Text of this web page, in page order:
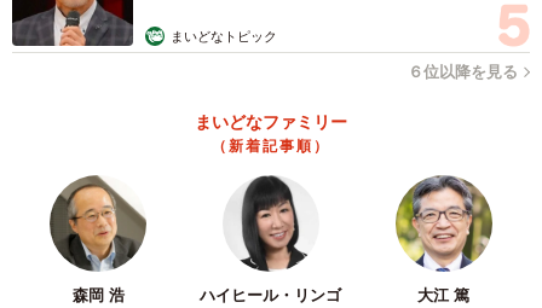
まいどなトピック
６位以降を見る
まいどなファミリー
（新着記事順）
森岡 浩 ハイヒール・リンゴ 大江 篤